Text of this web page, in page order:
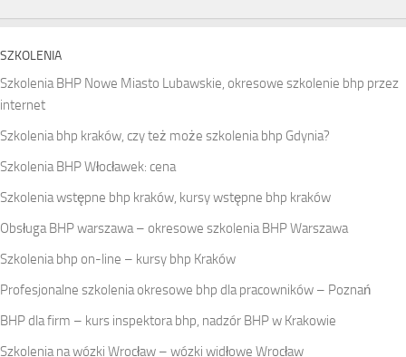
SZKOLENIA
Szkolenia BHP Nowe Miasto Lubawskie, okresowe szkolenie bhp przez
internet
Szkolenia bhp kraków, czy też może szkolenia bhp Gdynia?
Szkolenia BHP Włocławek: cena
Szkolenia wstępne bhp kraków, kursy wstępne bhp kraków
Obsługa BHP warszawa – okresowe szkolenia BHP Warszawa
Szkolenia bhp on-line – kursy bhp Kraków
Profesjonalne szkolenia okresowe bhp dla pracowników – Poznań
BHP dla firm – kurs inspektora bhp, nadzór BHP w Krakowie
Szkolenia na wózki Wrocław – wózki widłowe Wrocław